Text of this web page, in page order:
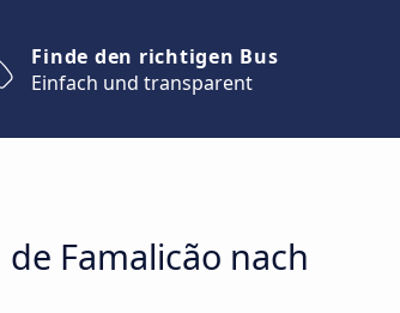
Finde den richtigen Bus
Einfach und transparent
Famalicão nach